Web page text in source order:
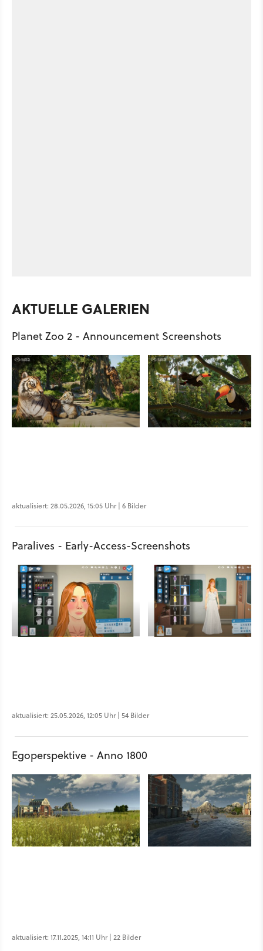
AKTUELLE GALERIEN
Planet Zoo 2 - Announcement Screenshots
aktualisiert: 28.05.2026, 15:05 Uhr | 6 Bilder
Paralives - Early-Access-Screenshots
aktualisiert: 25.05.2026, 12:05 Uhr | 54 Bilder
Egoperspektive - Anno 1800
aktualisiert: 17.11.2025, 14:11 Uhr | 22 Bilder